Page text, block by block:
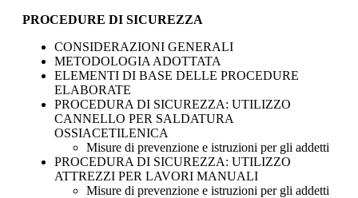
PROCEDURE DI SICUREZZA
CONSIDERAZIONI GENERALI
METODOLOGIA ADOTTATA
ELEMENTI DI BASE DELLE PROCEDURE
ELABORATE
PROCEDURA DI SICUREZZA: UTILIZZO
CANNELLO PER SALDATURA
OSSIACETILENICA
Misure di prevenzione e istruzioni per gli addetti
PROCEDURA DI SICUREZZA: UTILIZZO
ATTREZZI PER LAVORI MANUALI
Misure di prevenzione e istruzioni per gli addetti